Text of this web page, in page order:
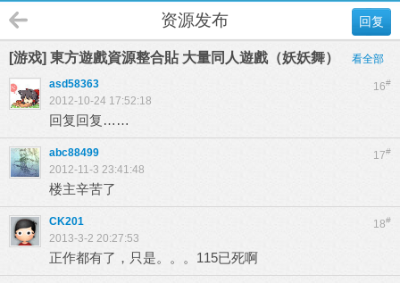
回复
资源发布
[游戏] 東方遊戲資源整合貼 大量同人遊戲（妖妖舞） 看全部
16#
asd58363
2012-10-24 17:52:18
回复回复……
17#
abc88499
2012-11-3 23:41:48
楼主辛苦了
18#
CK201
2013-3-2 20:27:53
正作都有了，只是。。。115已死啊